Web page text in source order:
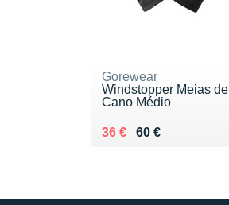
Gorewear
Windstopper Meias de
Cano Médio
60 €
Au lieu de 60 €
36 €
Vendu 36 €